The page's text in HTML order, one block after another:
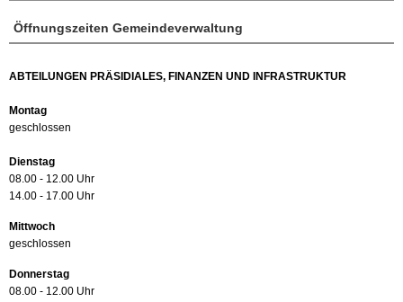
Öffnungszeiten Gemeindeverwaltung
ABTEILUNGEN PRÄSIDIALES, FINANZEN UND INFRASTRUKTUR
Montag
geschlossen
Dienstag
08.00 - 12.00 Uhr
14.00 - 17.00 Uhr
Mittwoch
geschlossen
Donnerstag
08.00 - 12.00 Uhr